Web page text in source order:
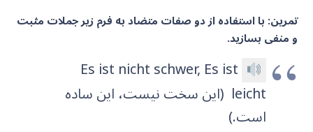
تمرین: با استفاده از دو صفات متضاد به فرم زیر جملات مثبت
و منفی بسازید.
Es ist nicht schwer, Es ist
leicht (این سخت نیست، این ساده
است.)